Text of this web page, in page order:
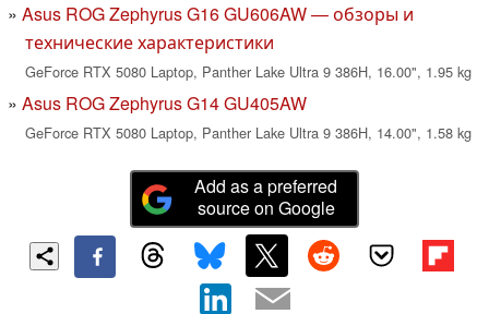
Asus ROG Zephyrus G16 GU606AW — обзоры и
технические характеристики
GeForce RTX 5080 Laptop, Panther Lake Ultra 9 386H, 16.00", 1.95 kg
Asus ROG Zephyrus G14 GU405AW
GeForce RTX 5080 Laptop, Panther Lake Ultra 9 386H, 14.00", 1.58 kg
Add as a preferred
source on Google